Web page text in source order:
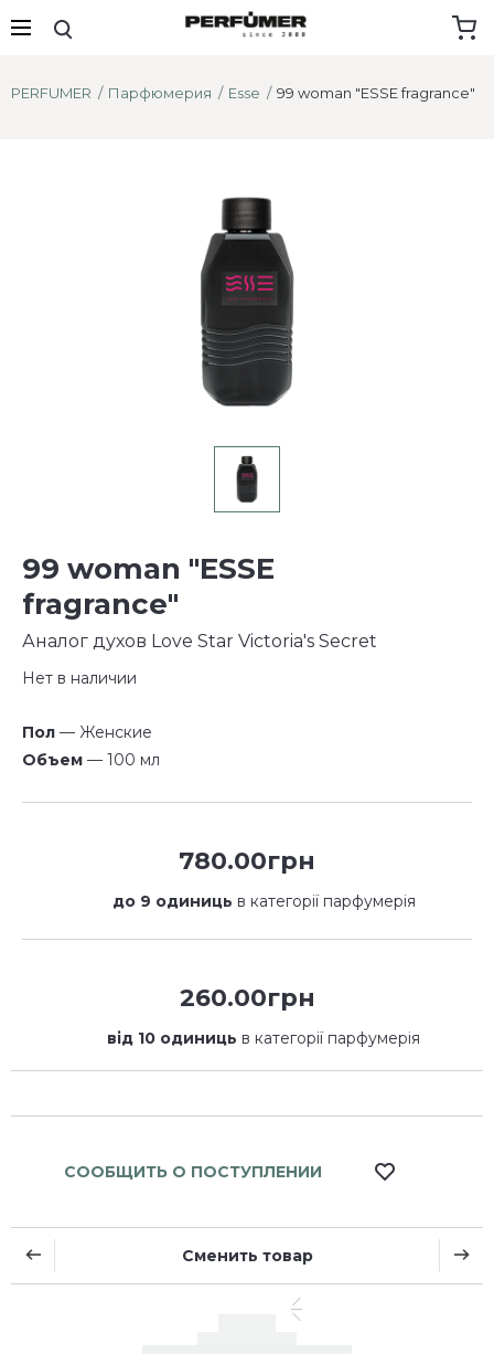
PERFUMER Парфюмерия Esse 99 woman "ESSE fragrance"
99 woman "ESSE
fragrance"
Аналог духов Love Star Victoria's Secret
Нет в наличии
Пол
— Женские
Объем
— 100 мл
780.00грн
до 9 одиниць в категорії парфумерія
260.00грн
від 10 одиниць в категорії парфумерія
СООБЩИТЬ О ПОСТУПЛЕНИИ
Сменить товар